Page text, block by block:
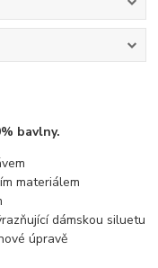
bavlny.
materiálem
dámskou siluetu
úpravě